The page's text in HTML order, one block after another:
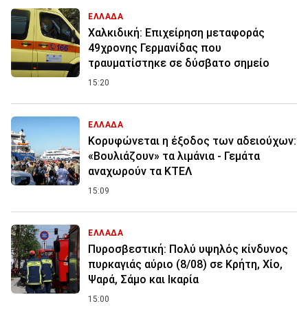
ΕΛΛΑΔΑ
Χαλκιδική: Επιχείρηση μεταφοράς
49χρονης Γερμανίδας που
τραυματίστηκε σε δύσβατο σημείο
15:20
ΕΛΛΑΔΑ
Κορυφώνεται η έξοδος των αδειούχων:
«Βουλιάζουν» τα λιμάνια - Γεμάτα
αναχωρούν τα ΚΤΕΛ
15:09
ΕΛΛΑΔΑ
Πυροσβεστική: Πολύ υψηλός κίνδυνος
πυρκαγιάς αύριο (8/08) σε Κρήτη, Χίο,
Ψαρά, Σάμο και Ικαρία
15:00